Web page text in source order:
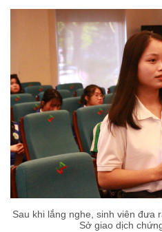
Sau khi lắng nghe, sinh viên đưa
Sở giao dịch